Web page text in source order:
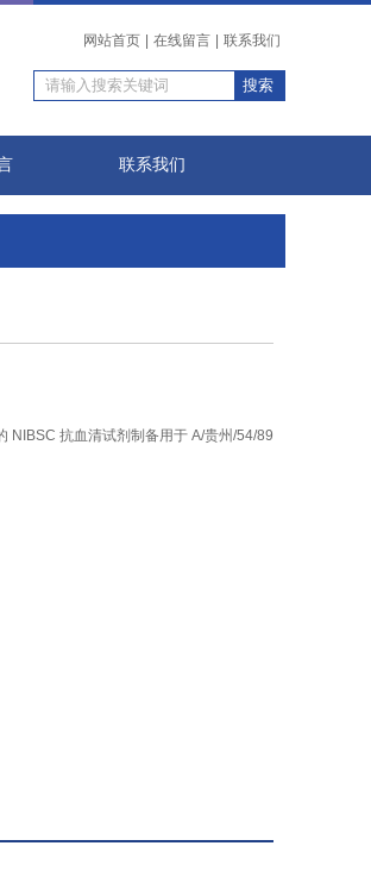
网站首页 在线留言 联系我们
联系我们
NIBSC 抗血清试剂制备用于 A/贵州/54/89